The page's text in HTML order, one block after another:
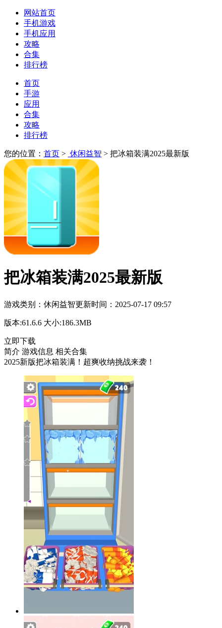
网站首页
手机游戏
手机应用
攻略
合集
排行榜
首页
手游
应用
合集
攻略
排行榜
您的位置： 首页 > 休闲益智 > 把冰箱装满2025最新版
把冰箱装满2025最新版
游戏类别： 休闲益智更新时间： 2025-07-17 09:57
版本:61.6.6 大小:186.3MB
立即下载
简介 游戏信息 相关合集
2025新版把冰箱装满！超爽收纳挑战来袭！